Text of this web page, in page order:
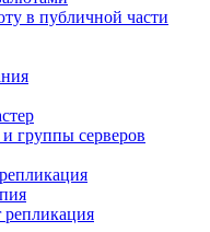
в публичной части
группы серверов
репликация